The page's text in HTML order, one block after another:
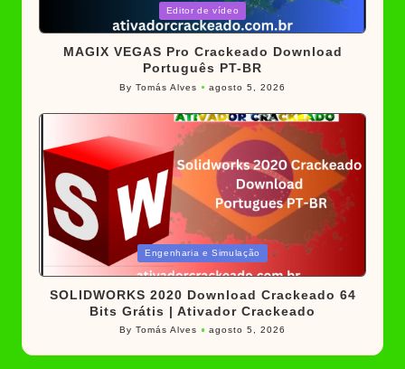
Editor de vídeo
MAGIX VEGAS Pro Crackeado Download
Português PT-BR
Posted
ByTomás Alves agosto 5, 2026
Posted
Engenharia e Simulação
SOLIDWORKS 2020 Download Crackeado 64
Bits Grátis | Ativador Crackeado
Posted
by
ByTomás Alves agosto 5, 2026